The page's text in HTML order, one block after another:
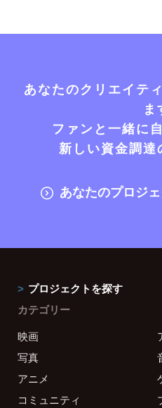
あなたのクリエイテ
ま
ファンと一緒に
新しい資金調達
あなたのプロジ
プロジェクトを探す
カテゴリー
映画
写真
アニメ
コミュニティ